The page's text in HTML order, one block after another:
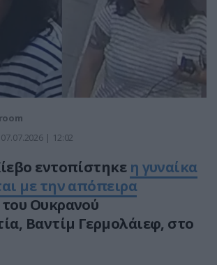
07.07.2026 | 12:02
εντοπίστηκε η γυναίκα
με την απόπειρα
του Ουκρανού
Βαντίμ Γερμολάιεφ, στο